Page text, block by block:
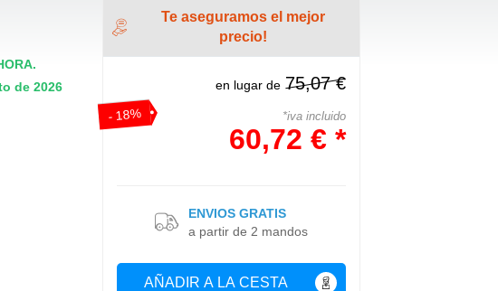
de 2026
Te aseguramos el mejor
precio!
- 18%
en lugar de 75,07 €
*iva incluido
60,72 € *
AÑADIR A LA CESTA
ENVIOS GRATIS
a partir de 2 mandos